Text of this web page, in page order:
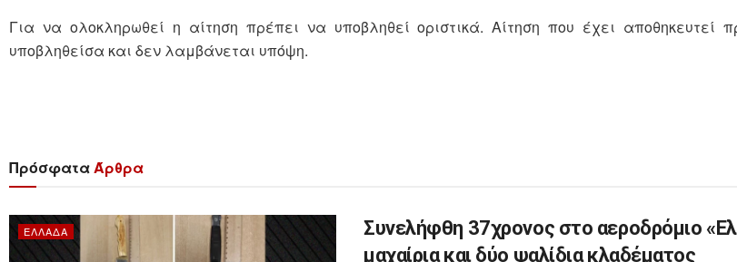
Για να ολοκληρωθεί η αίτηση πρέπει να υποβληθεί οριστικά. Αίτηση που έχει αποθηκευτεί
υποβληθείσα και δεν λαμβάνεται υπόψη.
ΠρόσφαταΆρθρα
ΕΛΛΆΔΑ
Συνελήφθη 37χρονος στο αεροδρόμιο
μαχαίρια και δύο ψαλίδια κλαδέματος